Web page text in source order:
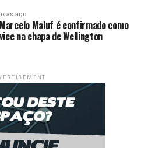
de Emenda à Constituição
sustar decisões do STF
de Constituição e Justiça da
por uma comissão
apreciação dos deputados.
ago
Maluf é confirmado como
na chapa de Wellington